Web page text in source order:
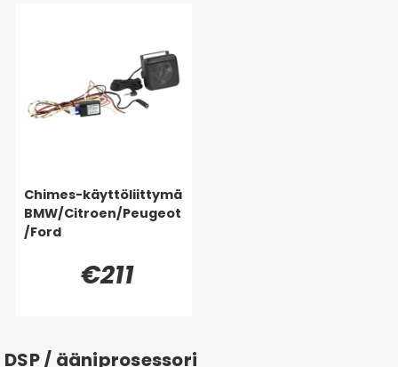
Chimes-käyttöliittymä
BMW/Citroen/Peugeot
/Ford
€211
DSP / ääniprosessori